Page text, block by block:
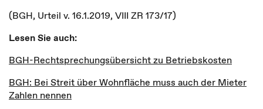
(BGH, Urteil v. 16.1.2019, VIII ZR 173/17)
Lesen Sie auch:
BGH-Rechtsprechungsübersicht zu Betriebskosten
BGH: Bei Streit über Wohnfläche muss auch der Mieter
Zahlen nennen